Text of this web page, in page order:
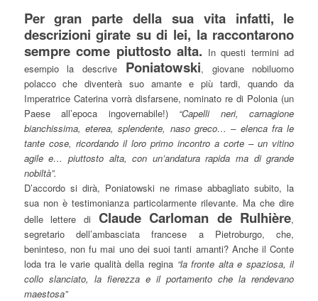
Per gran parte della sua vita infatti, le
descrizioni girate su di lei, la raccontarono
sempre come piuttosto alta. In questi termini ad
esempio la descrive Poniatowski, giovane nobiluomo
polacco che diventerà suo amante e più tardi, quando da
Imperatrice Caterina vorrà disfarsene, nominato re di Polonia (un
Paese all’epoca ingovernabile!) “Capelli neri, carnagione
bianchissima, eterea, splendente, naso greco… – elenca fra le
tante cose, ricordando il loro primo incontro a corte – un vitino
agile e… piuttosto alta, con un’andatura rapida ma di grande
nobiltà”.
D’accordo si dirà, Poniatowski ne rimase abbagliato subito, la
sua non è testimonianza particolarmente rilevante. Ma che dire
delle lettere di Claude Carloman de Rulhière,
segretario dell’ambasciata francese a Pietroburgo, che,
beninteso, non fu mai uno dei suoi tanti amanti? Anche il Conte
loda tra le varie qualità della regina “la fronte alta e spaziosa, il
collo slanciato, la fierezza e il portamento che la rendevano
maestosa”